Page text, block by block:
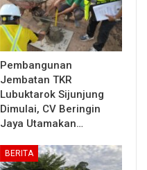
Pembangunan
Jembatan TKR
Lubuktarok Sijunjung
Dimulai, CV Beringin
Jaya Utamakan…
BERITA